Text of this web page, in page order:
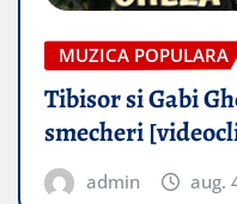
MUZICA POPULARA
Tibisor si Gabi
smecheri
admin aug.